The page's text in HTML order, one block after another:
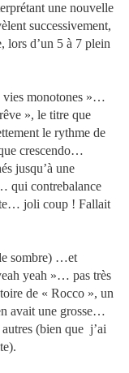
une nouvelle
successivement,
lors d’un 5 à 7 plein
vies monotones »…
», le titre que
le rythme de
crescendo…
jusqu’à une
qui contrebalance
joli coup ! Fallait
sombre) …et
yeah »… pas très
de « Rocco », un
avait une grosse…
(bien que j’ai